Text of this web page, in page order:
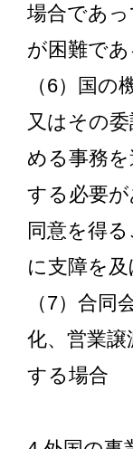
場合であ
が困難であ
（6）国の
又はその
める事務
する必要
同意を得
に支障を
（7）合同
化、営業
する場合